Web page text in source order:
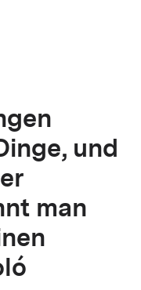
und
man